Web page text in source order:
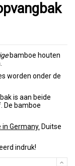
bamboe houten
worden onder de
is aan beide
De bamboe
in Germany. Duitse
indruk!